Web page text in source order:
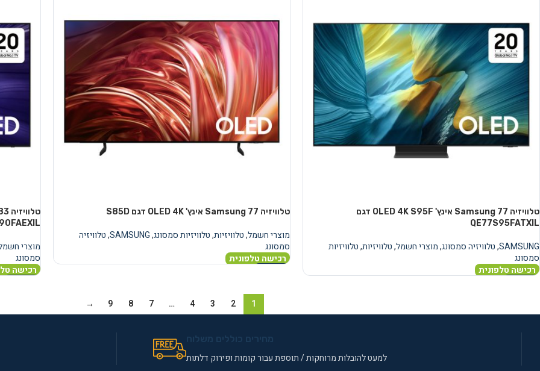
טלוויזיה Samsung 77 אינץ' OLED 4K S95F דגם
QE77S95FATXIL
SAMSUNG
,טלוויזיה סמסונג,מוצרי חשמל,טלוויזיות,טלוויזיות
סמסונג
רכישה טלפונית
טלוויזיה Samsung 77 אינץ' OLED 4K דגם S85D
מוצרי חשמל,טלוויזיות,טלוויזיות סמסונג,
SAMSUNG
,טלוויזיה
סמסונג
רכישה טלפונית
מוצרי
סמסונג
רכישה
1
2
3
4
…
7
8
9
→
למעט להובלות מרוחקות / תוספת עבור קומות ופירוק דלתות